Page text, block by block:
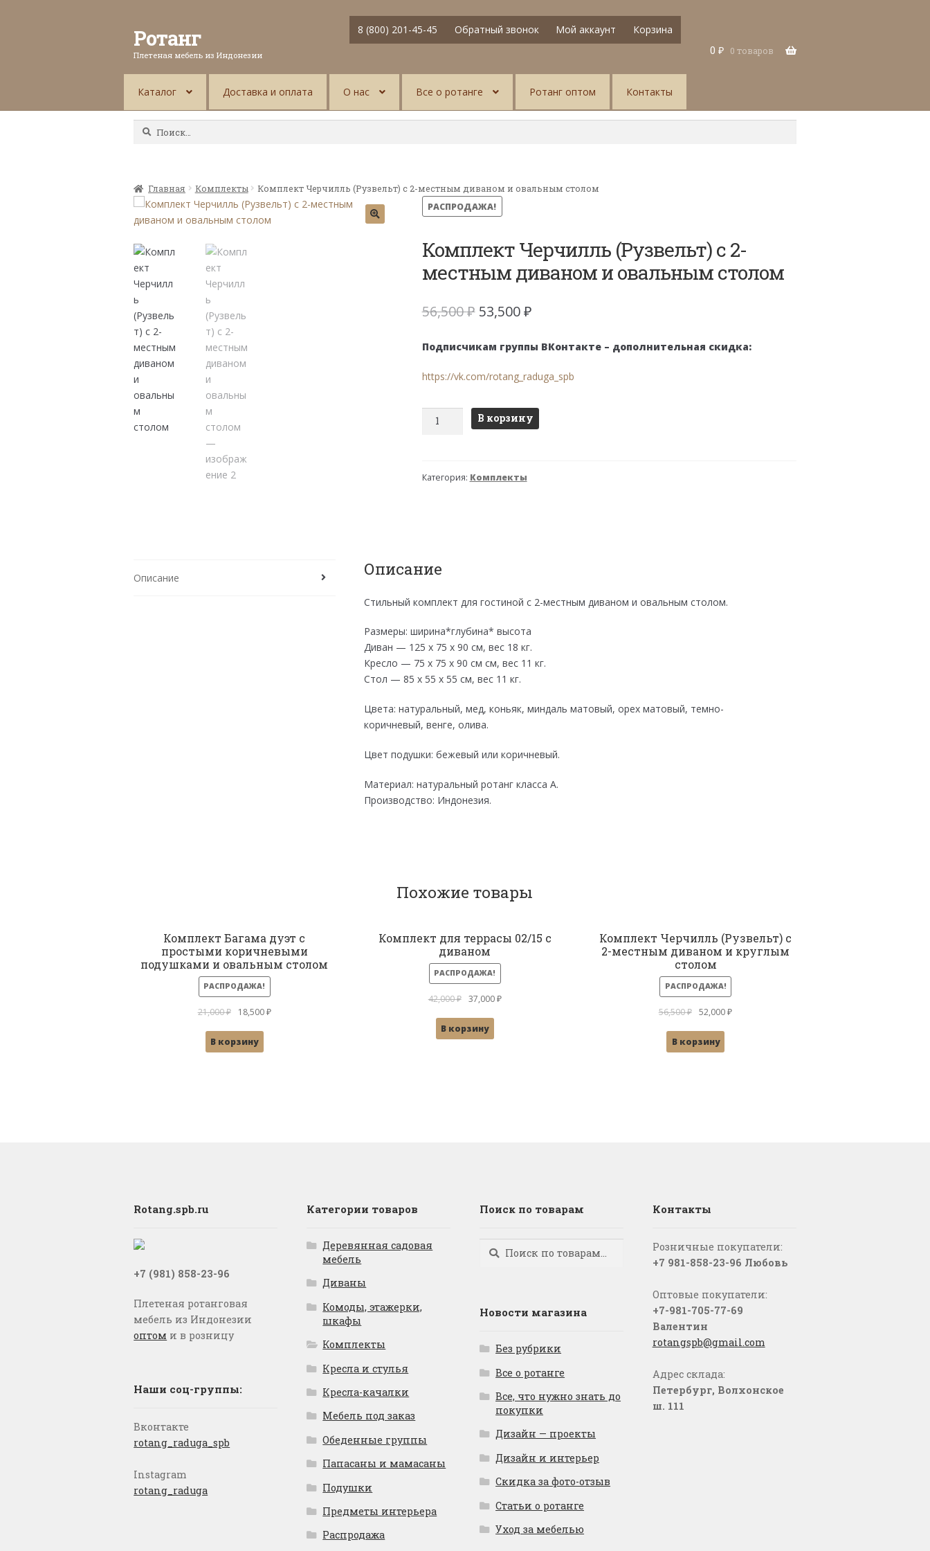
Ротанг
Плетеная мебель из Индонезии
8 (800) 201-45-45 Обратный звонок Мой аккаунт
Корзина
0 ₽ 0 товаров
Каталог Доставка и оплата О нас Все о ротанге Ротанг оптом Контакты
Найти:
Главная Комплекты Комплект Черчилль (Рузвельт) с 2-местным диваном и овальным столом
РАСПРОДАЖА!
Комплект Черчилль (Рузвельт) с 2-
местным диваном и овальным столом
56,500₽ Первоначальная
составляла
56,500 ₽.
53,500₽Текущая
53,500 ₽.
Подписчикам группы ВКонтакте – дополнительная скидка:
https://vk.com/rotang_raduga_spb
Количество
(Рузвельт)
овальным
В корзину
Категория: Комплекты
Описание Описание
Стильный комплект для гостиной с 2-местным диваном и овальным столом.
Размеры: ширина*глубина* высота
Диван — 125 x 75 x 90 см, вес 18 кг.
Кресло — 75 х 75 х 90 см см, вес 11 кг.
Стол — 85 x 55 x 55 см, вес 11 кг.
Цвета: натуральный, мед, коньяк, миндаль матовый, орех матовый, темно-
коричневый, венге, олива.
Цвет подушки: бежевый или коричневый.
Материал: натуральный ротанг класса А.
Производство: Индонезия.
Похожие товары
Комплект Багама дуэт с
простыми коричневыми
подушками и овальным столом
РАСПРОДАЖА!
21,000₽
Первоначальная
составляла
18,500₽Текущая
В корзину
Комплект для террасы 02/15 с
диваном
РАСПРОДАЖА!
42,000₽
Первоначальная
составляла
37,000₽Текущая
В корзину
Комплект Черчилль (Рузвельт) с
2-местным диваном и круглым
столом
РАСПРОДАЖА!
56,500₽
Первоначальная
составляла
52,000₽Текущая
В корзину
Rotang.spb.ru
+7 (981) 858-23-96
Плетеная ротанговая
мебель из Индонезии
оптом и в розницу
Наши соц-группы:
Вконтакте
rotang_raduga_spb
Instagram
rotang_raduga
Категории товаров
Деревянная садовая
мебель
Диваны
Комоды, этажерки,
шкафы
Комплекты
Кресла и стулья
Кресла-качалки
Мебель под заказ
Обеденные группы
Папасаны и мамасаны
Подушки
Предметы интерьера
Распродажа
Поиск по товарам
Искать:
Поиск
Новости магазина
Без рубрики
Все о ротанге
Все, что нужно знать до
покупки
Дизайн — проекты
Дизайн и интерьер
Скидка за фото-отзыв
Статьи о ротанге
Уход за мебелью
Контакты
Розничные покупатели:
+7 981-858-23-96 Любовь
Оптовые покупатели:
+7-981-705-77-69
Валентин
rotangspb@gmail.com
Адрес склада:
Петербург, Волхонское
ш. 111